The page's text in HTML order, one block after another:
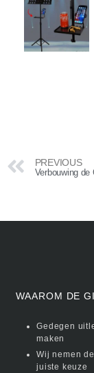
PREVIOUS
Verbouwing de
WAAROM DE
Gedegen
maken
Wij nemen
juiste keuze